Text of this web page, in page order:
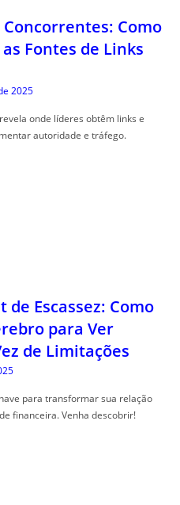
Como
Fontes de Links
2025
onde líderes obtêm links e
autoridade e tráfego.
Escassez: Como
para Ver
de Limitações
para transformar sua relação
financeira. Venha descobrir!